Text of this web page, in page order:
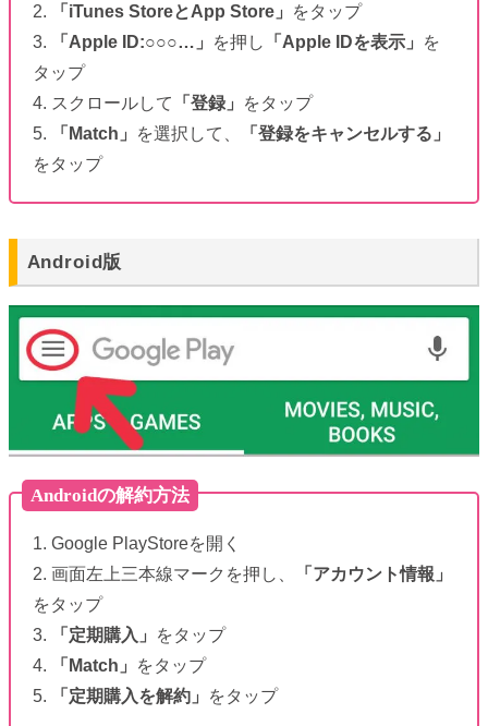
2.
「iTunes StoreとApp Store」
をタップ
3.
「Apple ID:○○○…」 を押し 「Apple IDを表示」
を
タップ
4. スクロールして
「登録」
をタップ
5.
「Match」 を選択して、
「登録をキャンセルする」
をタップ
Android版
Androidの解約方法
1. Google PlayStoreを開く
2. 画面左上三本線マークを押し、
「アカウント情報」
をタップ
3.
「定期購入」
をタップ
4.
「Match」
をタップ
5.
「定期購入を解約」 をタップ